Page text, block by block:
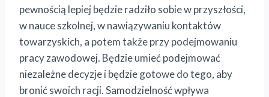
pewnością lepiej będzie radziło sobie w przyszłości,
w nauce szkolnej, w nawiązywaniu kontaktów
towarzyskich, a potem także przy podejmowaniu
pracy zawodowej. Będzie umieć podejmować
niezależne decyzje i będzie gotowe do tego, aby
bronić swoich racji. Samodzielność wpływa